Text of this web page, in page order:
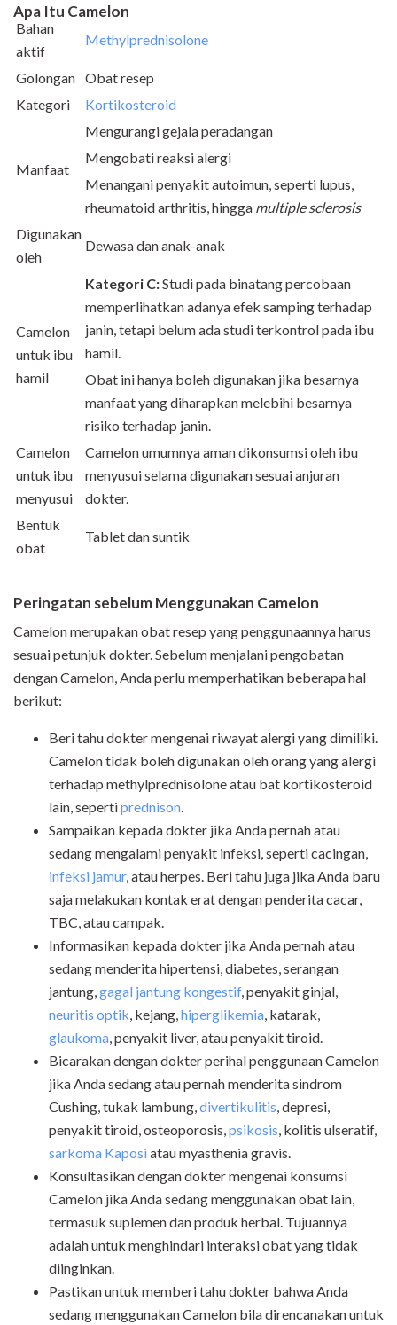
Apa Itu Camelon
Bahan
aktif
Methylprednisolone
Golongan Obat resep
Kategori
Kortikosteroid
Manfaat
Mengurangi gejala peradangan
Mengobati reaksi alergi
Menangani penyakit autoimun, seperti lupus,
rheumatoid arthritis, hingga multiple sclerosis
Digunakan
oleh
Dewasa dan anak-anak
Camelon
untuk ibu
hamil
Kategori C:Studi pada binatang percobaan
memperlihatkan adanya efek samping terhadap
janin, tetapi belum ada studi terkontrol pada ibu
hamil.
Obat ini hanya boleh digunakan jika besarnya
manfaat yang diharapkan melebihi besarnya
risiko terhadap janin.
Camelon
untuk ibu
menyusui
Camelonumumnya aman dikonsumsi oleh ibu
menyusui selama digunakan sesuai anjuran
dokter.
Bentuk
obat
Tablet dan suntik
Peringatan sebelum Menggunakan Camelon
Camelonmerupakan obat resep yang penggunaannya harus
sesuai petunjuk dokter. Sebelum menjalani pengobatan
dengan Camelon, Anda perlu memperhatikan beberapa hal
berikut:
Beri tahu dokter mengenai riwayat alergi yang dimiliki.
Camelon tidak boleh digunakan oleh orang yang alergi
terhadap methylprednisolone atau bat kortikosteroid
lain, sepertiprednison
Sampaikan kepada dokter jika Anda pernah atau
sedang mengalami penyakit infeksi, seperti cacingan,
infeksi jamur, atau herpes. Beri tahu juga jika Anda baru
saja melakukan kontak erat dengan penderitacacar,
TBC, atau campak.
Informasikan kepada dokter jika Anda pernah atau
sedang menderita hipertensi, diabetes, serangan
jantung, gagal jantung kongestif, penyakit ginjal,
neuritis optik , kejang, hiperglikemia , katarak,
glaukoma , penyakit liver, atau penyakit tiroid.
Bicarakan dengan dokter perihal penggunaan Camelon
jika Anda sedang atau pernah menderitasindrom
Cushing, tukak lambung, divertikulitis , depresi,
penyakit tiroid, osteoporosis, psikosis kolitis ulseratif,
sarkoma Kaposiatau myasthenia gravis.
Konsultasikan dengan dokter mengenai konsumsi
Camelon jika Anda sedang menggunakan obat lain,
termasuk suplemen dan produk herbal. Tujuannya
adalah untuk menghindari interaksi obat yang tidak
diinginkan.
Pastikan untuk memberi tahu dokter bahwa Anda
sedang menggunakan Camelon bila direncanakan untuk